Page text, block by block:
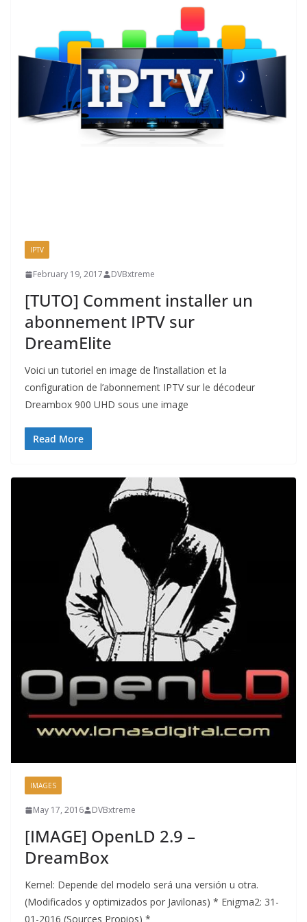
IPTV
February 19, 2017 DVBxtreme
[TUTO] Comment installer un
abonnement IPTV sur
DreamElite
Voici un tutoriel en image de l’installation et la
configuration de l’abonnement IPTV sur le décodeur
Dreambox 900 UHD sous une image
Read More
IMAGES
May 17, 2016 DVBxtreme
[IMAGE] OpenLD 2.9 –
DreamBox
Kernel: Depende del modelo será una versión u otra.
(Modificados y optimizados por Javilonas) * Enigma2: 31-
01-2016 (Sources Propios) *